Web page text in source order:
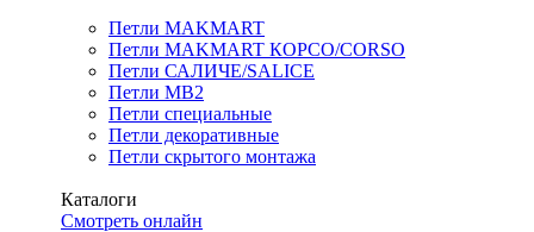
Петли MAKMART
Петли MAKMART КОРСО/CORSO
Петли САЛИЧЕ/SALICE
Петли MB2
Петли специальные
Петли декоративные
Петли скрытого монтажа
Каталоги
Смотреть онлайн